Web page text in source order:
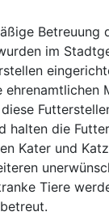
Betreuung
im
ehrenamtlichen
halten die
Kater und
Tiere